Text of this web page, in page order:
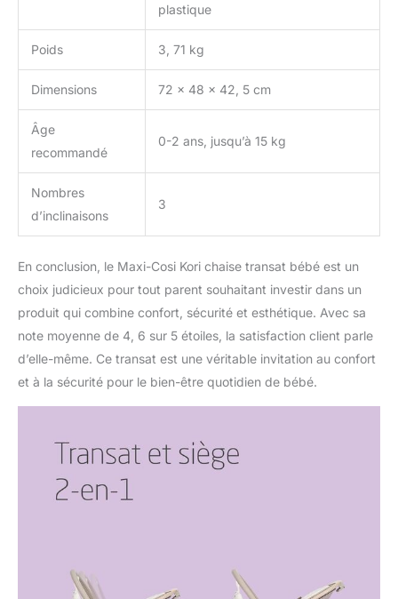
retirer et lavables en
plastique
Poids 3, 71 kg
Dimensions 72 x 48 x 42, 5 cm
Âge
recommandé
0-2 ans, jusqu’à 15 kg
Nombres
d’inclinaisons
3
En conclusion, le Maxi-Cosi Kori chaise transat bébé est un
choix judicieux pour tout parent souhaitant investir dans un
produit qui combine confort, sécurité et esthétique. Avec sa
note moyenne de 4, 6 sur 5 étoiles, la satisfaction client parle
d’elle-même. Ce transat est une véritable invitation au confort
et à la sécurité pour le bien-être quotidien de bébé.